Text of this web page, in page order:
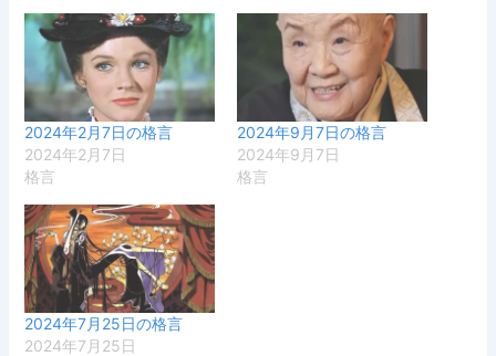
2024年2月7日の格言
2024年2月7日
格言
2024年9月7日の格言
2024年9月7日
格言
2024年7月25日の格言
2024年7月25日